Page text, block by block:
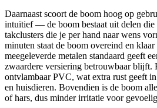
Daarnaast scoort de boom hoog op
intuïtief — de boom bestaat uit delen
takclusters die je per hand naar wens
minuten staat de boom overeind en
meegeleverde metalen standaard geeft
zwaardere versiering betrouwbaar blijft.
ontvlambaar PVC, wat extra rust geeft
en huisdieren. Bovendien is de boom
of hars, dus minder irritatie voor